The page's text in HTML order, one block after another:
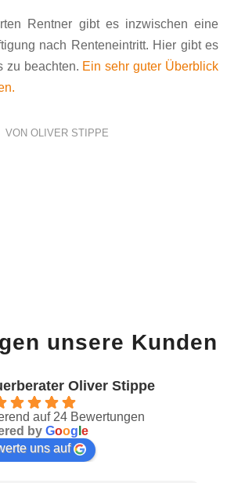
Rentner gibt es inzwischen eine
nach Renteneintritt. Hier gibt es
zu beachten. Ein sehr guter Überblick
VON OLIVER STIPPE
unsere Kunden
Oliver Stippe
auf 24 Bewertungen
by Goog e
uns auf